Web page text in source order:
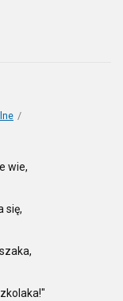
wie,
się,